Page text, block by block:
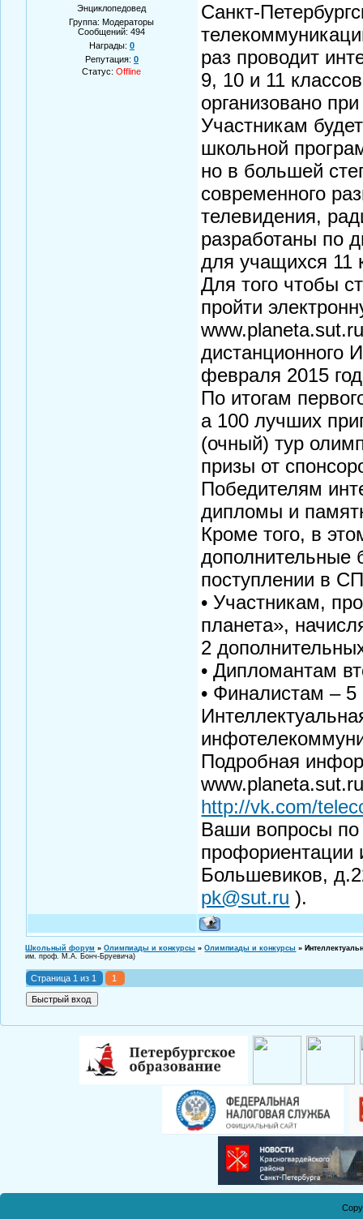
Энциклопедовед
Группа: Модераторы
Сообщений:494
Награды: 0
Репутация: 0
Статус:Offline
Санкт-
раз проводит
9, 10 и 11
организовано
Участникам
школьной
но в большей
современного
телевидения,
разработаны по
для учащихся 11
Для того чтобы
пройти
дистанционного
февраля 2015
По итогам
а 100 лучших
(очный) тур
призы от
Победителям
дипломы и
Кроме того, в
дополнительные
поступлении в
• Участникам,
планета»,
2
• Дипломантам
• Финалистам –
Подробная
http://vk.com/
Ваши вопросы по
профориентации
Большевиков,
pk@sut.ru ).
Школьный форум » Олимпиады и конкурсы » Олимпиады и конкурсы »
им. проф. М.А. Бонч-Бруевича)
Страница 1 из 1 1